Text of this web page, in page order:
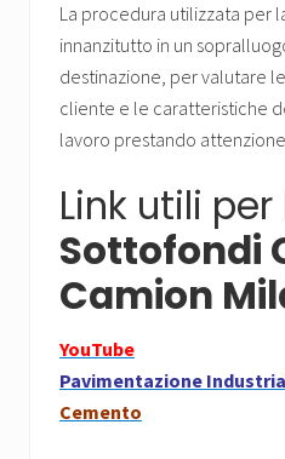
La procedura utilizzata per
innanzitutto in un
destinazione, per valutare
cliente e le caratteristiche
lavoro prestando
Link utili per
Sottofondi
Camion
YouTube
Pavimentazione
Cemento